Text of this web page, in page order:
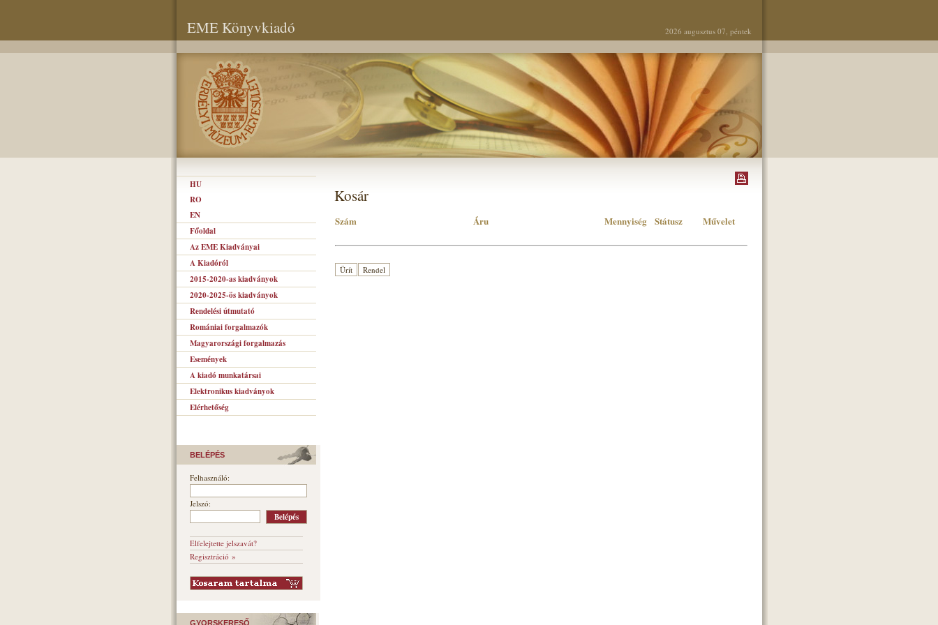
EME Könyvkiadó 2026 augusztus 07, péntek
HU
RO
EN
Főoldal
Az EME Kiadványai
A Kiadóról
2015-2020-as kiadványok
2020-2025-ös kiadványok
Rendelési útmutató
Romániai forgalmazók
Magyarországi forgalmazás
Események
A kiadó munkatársai
Elektronikus kiadványok
Elérhetőség
BELÉPÉS
Felhasználó:
Jelszó:
Elfelejtette jelszavát?
Regisztráció »
GYORSKERESŐ
Kosár
Szám Áru Mennyiség Státusz Művelet